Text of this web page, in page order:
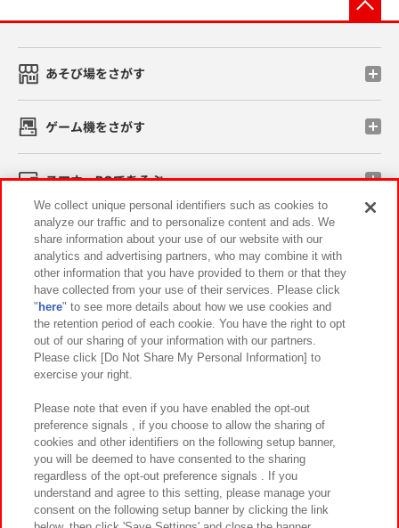
あそび場をさがす
ゲーム機をさがす
スマホ・PCであそぶ
イベント・キャンペーン
関連会社 サステナビリティ サイトポリシー
プライバシーポリシー ウェブアクセシビリティ方針と検証結果
お取引先さまとともに
カスタマーハラスメント対応方針 よくあるご質問・お問い合わせ
We collect unique personal identifiers such as cookies to
analyze our traffic and to personalize content and ads. We
share information about your use of our website with our
analytics and advertising partners, who may combine it with
other information that you have provided to them or that they
have collected from your use of their services. Please click
" here" to see more details about how we use cookies and
the retention period of each cookie. You have the right to opt
out of our sharing of your information with our partners.
Please click [Do Not Share My Personal Information] to
exercise your right.
Please note that even if you have enabled the opt-out
preference signals , if you choose to allow the sharing of
cookies and other identifiers on the following setup banner,
you will be deemed to have consented to the sharing
regardless of the opt-out preference signals . If you
understand and agree to this setting, please manage your
consent on the following setup banner by clicking the link